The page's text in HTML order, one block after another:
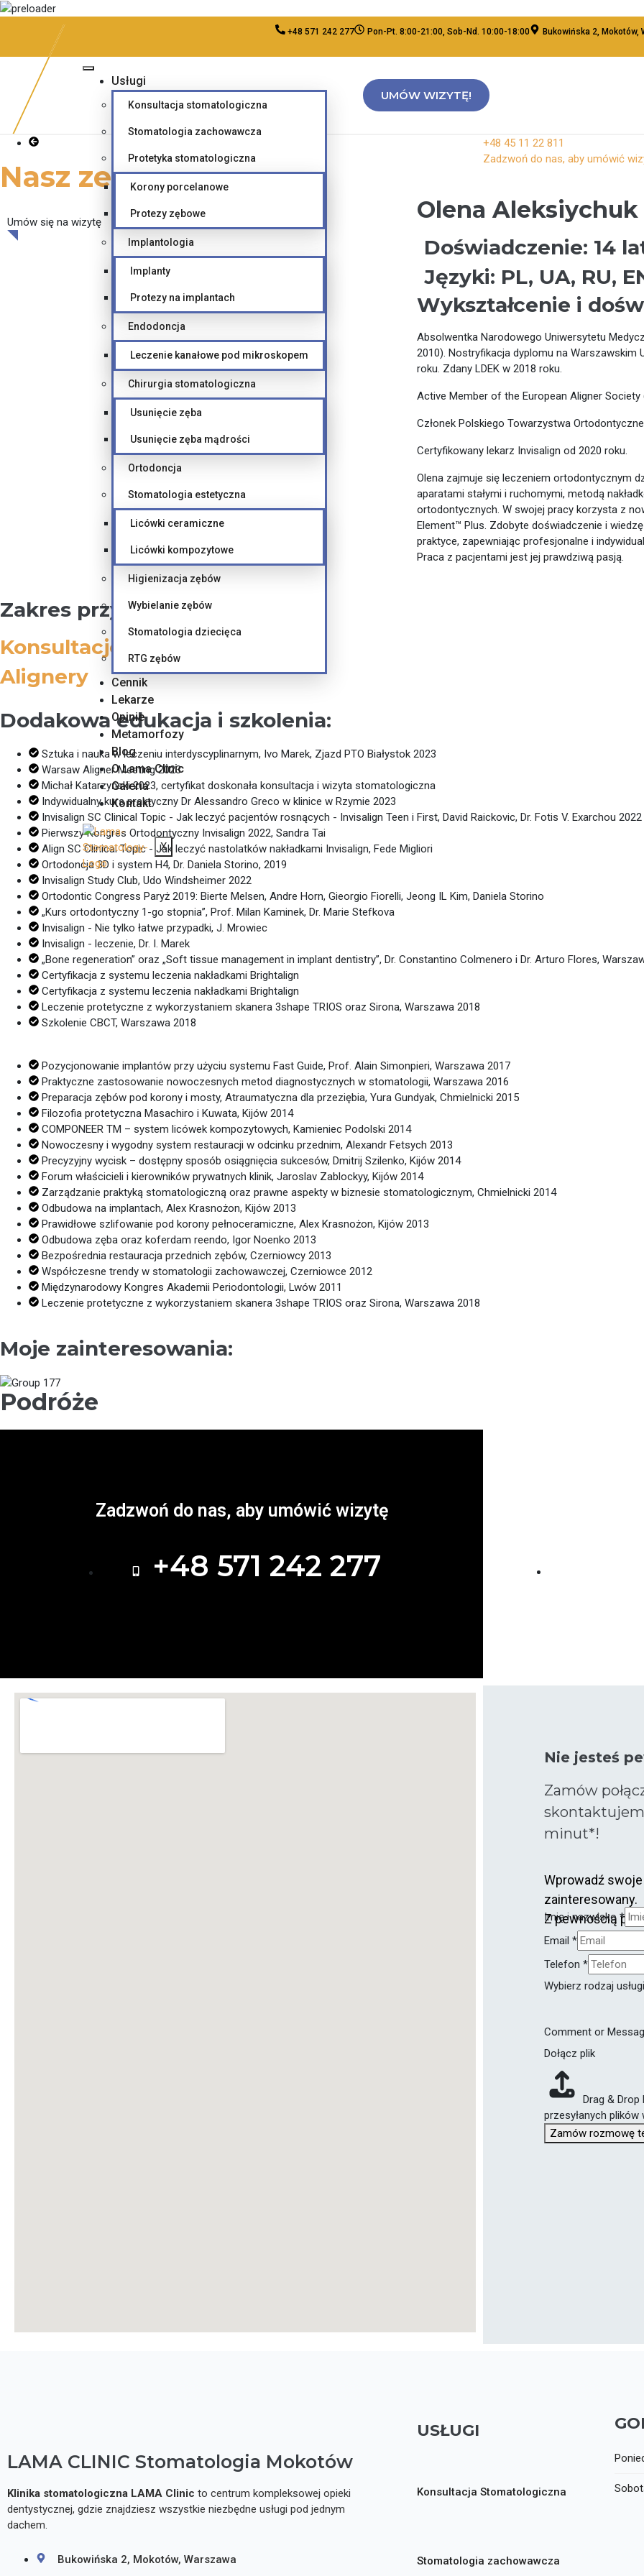
+48 571 242 277 Pon-Pt. 8:00-21:00, Sob-Nd. 10:00-18:00 Bukowińska 2, Mokotów,
Usługi
Konsultacja stomatologiczna
Stomatologia zachowawcza
Protetyka stomatologiczna
Korony porcelanowe
Protezy zębowe
Implantologia
Implanty
Protezy na implantach
Endodoncja
Leczenie kanałowe pod mikroskopem
Chirurgia stomatologiczna
Usunięcie zęba
Usunięcie zęba mądrości
Ortodoncja
Stomatologia estetyczna
Licówki ceramiczne
Licówki kompozytowe
Higienizacja zębów
Wybielanie zębów
Stomatologia dziecięca
RTG zębów
Cennik
Lekarze
Opinie
Metamorfozy
Blog
O Lama Clinic
Galeria
Kontakt
X
UMÓW WIZYTĘ!
Nasz zespół
+48 45 11 22 811
Zadzwoń do nas, aby umówić
Umów się na wizytę Olena Aleksiychuk
Doświadczenie: 14
Języki: PL, UA, RU,
Wykształcenie i
Absolwentka Narodowego Uniwersytetu
2010). Nostryfikacja dyplomu na Warszawskim
roku. Zdany LDEK w 2018 roku.
Active Member of the European Aligner Society
Członek Polskiego Towarzystwa
Certyfikowany lekarz Invisalign od 2020 roku.
Olena zajmuje się leczeniem ortodontycznym
aparatami stałymi i ruchomymi, metodą
ortodontycznych. W swojej pracy korzysta z
Element™ Plus. Zdobyte doświadczenie i
praktyce, zapewniając profesjonalne i
Praca z pacjentami jest jej prawdziwą pasją.
Zakres przyjęć:
Konsultacje
Alignery
Dodakowa edukacja i szkolenia:
Sztuka i nauka w leczeniu interdyscyplinarnym, Ivo Marek, Zjazd PTO Białystok 2023
Warsaw Aligner Meeting 2023
Michał Katarzyński 2023, certyfikat doskonała konsultacja i wizyta stomatologiczna
Indywidualny kurs praktyczny Dr Alessandro Greco w klinice w Rzymie 2023
Invisalign SC Clinical Topic - Jak leczyć pacjentów rosnących - Invisalign Teen i First, David Raickovic, Dr. Fotis V. Exarchou 2022
Pierwszy Kongres Ortodontyczny Invisalign 2022, Sandra Tai
Align SC Clinical Topic - Jak leczyć nastolatków nakładkami Invisalign, Fede Migliori
Ortodoncja 3D i system H4, Dr. Daniela Storino, 2019
Invisalign Study Club, Udo Windsheimer 2022
Ortodontic Congress Paryż 2019: Bierte Melsen, Andre Horn, Gieorgio Fiorelli, Jeong IL Kim, Daniela Storino
„Kurs ortodontyczny 1-go stopnia”, Prof. Milan Kaminek, Dr. Marie Stefkova
Invisalign - Nie tylko łatwe przypadki, J. Mrowiec
Invisalign - leczenie, Dr. I. Marek
„Bone regeneration” oraz „Soft tissue management in implant dentistry”, Dr. Constantino Colmenero i Dr. Arturo Flores,
Certyfikacja z systemu leczenia nakładkami Brightalign
Certyfikacja z systemu leczenia nakładkami Brightalign
Leczenie protetyczne z wykorzystaniem skanera 3shape TRIOS oraz Sirona, Warszawa 2018
Szkolenie CBCT, Warszawa 2018
Pozycjonowanie implantów przy użyciu systemu Fast Guide, Prof. Alain Simonpieri, Warszawa 2017
Praktyczne zastosowanie nowoczesnych metod diagnostycznych w stomatologii, Warszawa 2016
Preparacja zębów pod korony i mosty, Atraumatyczna dla przeziębia, Yura Gundyak, Chmielnicki 2015
Filozofia protetyczna Masachiro i Kuwata, Kijów 2014
COMPONEER TM – system licówek kompozytowych, Kamieniec Podolski 2014
Nowoczesny i wygodny system restauracji w odcinku przednim, Alexandr Fetsych 2013
Precyzyjny wycisk – dostępny sposób osiągnięcia sukcesów, Dmitrij Szilenko, Kijów 2014
Forum właścicieli i kierowników prywatnych klinik, Jaroslav Zablockyy, Kijów 2014
Zarządzanie praktyką stomatologiczną oraz prawne aspekty w biznesie stomatologicznym, Chmielnicki 2014
Odbudowa na implantach, Alex Krasnożon, Kijów 2013
Prawidłowe szlifowanie pod korony pełnoceramiczne, Alex Krasnożon, Kijów 2013
Odbudowa zęba oraz koferdam reendo, Igor Noenko 2013
Bezpośrednia restauracja przednich zębów, Czerniowcy 2013
Współczesne trendy w stomatologii zachowawczej, Czerniowce 2012
Międzynarodowy Kongres Akademii Periodontologii, Lwów 2011
Leczenie protetyczne z wykorzystaniem skanera 3shape TRIOS oraz Sirona, Warszawa 2018
Moje zainteresowania:
Рodróże
Zadzwoń do nas, aby umówić wizytę
+48 571 242 277
Nie jesteś
Zamów
minut*!
Wprowadź
zainteresowany.
Z pewnością
Telefon
Message
usługi
Imię i nazwisko *
Email *
Telefon *
Wybierz rodzaj usługi
Comment or
Dołącz plik
Drag & Drop
przesyłanych plików
Zamów rozmowę
LAMA CLINIC Stomatologia Mokotów
Klinika stomatologiczna LAMA Clinic to centrum kompleksowej opieki
dentystycznej, gdzie znajdziesz wszystkie niezbędne usługi pod jednym
dachem.
Bukowińska 2, Mokotów, Warszawa
USŁUGI
Konsultacja Stomatologiczna
Stomatologia zachowawcza